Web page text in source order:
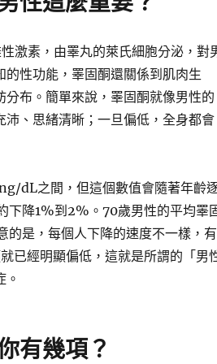
激素，由睪丸的萊氏細胞分泌，對
性功能，睪固酮還關係到肌肉生
布。簡單來說，睪固酮就像男性的
、思緒清晰；一旦偏低，全身都會
dL之間，但這個數值會隨著年齡
下降1%到2%。70歲男性的平均睪
的是，每個人下降的速度不一樣，有
已經明顯偏低，這就是所謂的「男
有幾項？